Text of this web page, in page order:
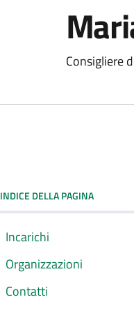
Descrizione
Consigliere
INDICE DELLA PAGINA
Incarichi
Organizzazioni
Contatti